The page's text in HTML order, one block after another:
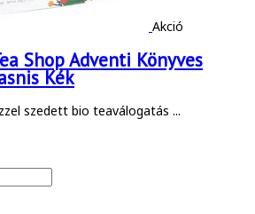
Akció
Shop Adventi Könyves
Kék
szedett bio teaválogatás ...